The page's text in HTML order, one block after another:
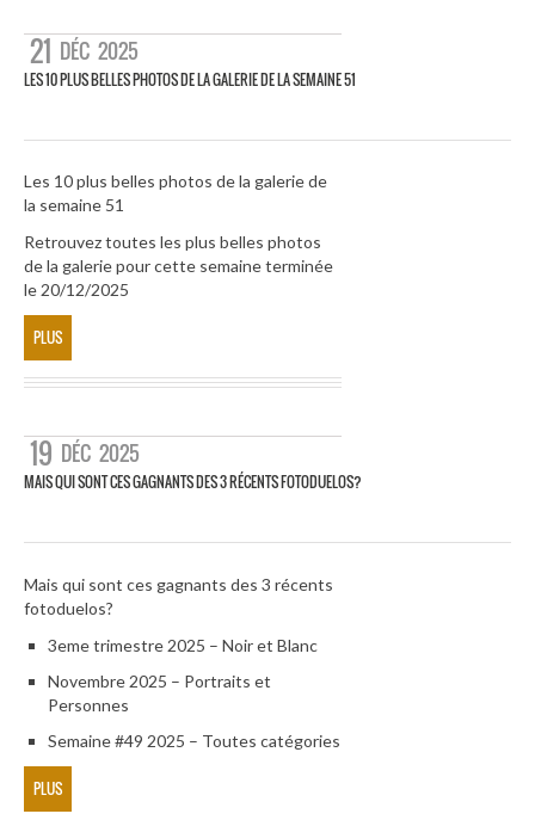
21 DÉC 2025
LES 10 PLUS BELLES PHOTOS DE LA GALERIE DE LA SEMAINE 51
Les 10 plus belles photos de la galerie de
la semaine 51
Retrouvez toutes les plus belles photos
de la galerie pour cette semaine terminée
le 20/12/2025
PLUS
19 DÉC 2025
MAIS QUI SONT CES GAGNANTS DES 3 RÉCENTS FOTODUELOS?
Mais qui sont ces gagnants des 3 récents
fotoduelos?
3eme trimestre 2025 – Noir et Blanc
Novembre 2025 – Portraits et
Personnes
Semaine #49 2025 – Toutes catégories
PLUS